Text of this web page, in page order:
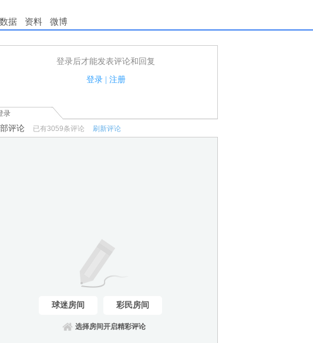
数据 资料 微博
登录后才能发表评论和回复
登录| 注册
1.电脑端新用户可以发表评论了！
录
评论 已有3059条评论 刷新评论
球迷房间 彩民房间
选择房间开启精彩评论